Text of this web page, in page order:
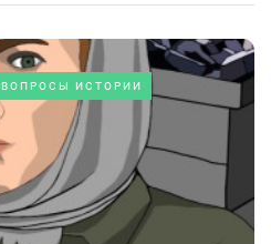
ВОПРОСЫ ИСТОРИИ